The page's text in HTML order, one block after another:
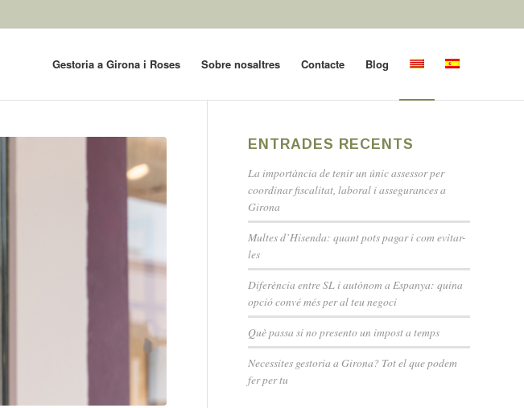
Gestoria a Girona i Roses Sobre nosaltres Contacte Blog
ENTRADES RECENTS
La importància de tenir un únic assessor per
coordinar fiscalitat, laboral i assegurances a
Girona
Multes d’Hisenda: quant pots pagar i com evitar-
les
Diferència entre SL i autònom a Espanya: quina
opció convé més per al teu negoci
Què passa si no presento un impost a temps
Necessites gestoria a Girona? Tot el que podem
fer per tu